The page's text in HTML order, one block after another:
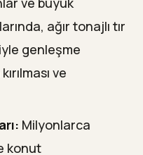
ağır tonajlı tır
genleşme
ve
Milyonlarca
konut